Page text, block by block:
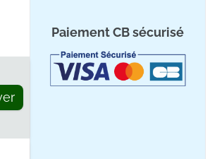
Paiement CB sécurisé